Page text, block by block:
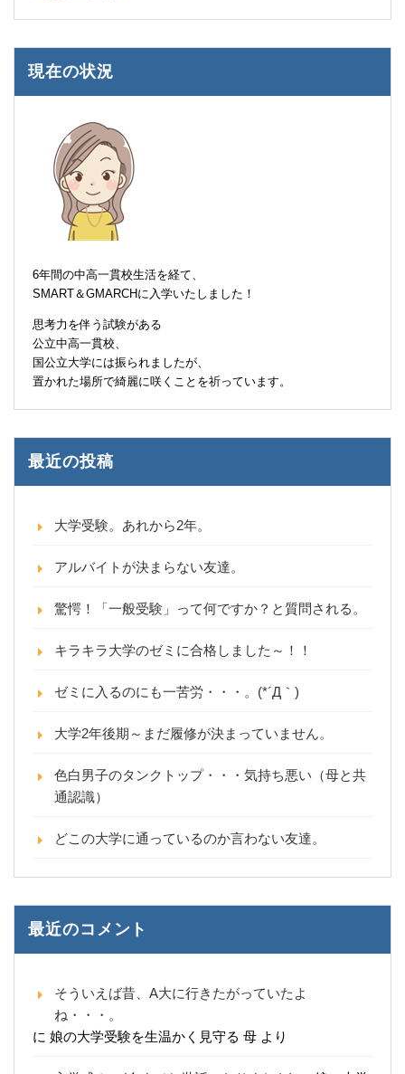
現在の状況
6年間の中高一貫校生活を経て、
SMART＆GMARCHに入学いたしました！
思考力を伴う試験がある
公立中高一貫校、
国公立大学には振られましたが、
置かれた場所で綺麗に咲くことを祈っています。
最近の投稿
大学受験。あれから2年。
アルバイトが決まらない友達。
驚愕！「一般受験」って何ですか？と質問される。
キラキラ大学のゼミに合格しました～！！
ゼミに入るのにも一苦労・・・。(*´Д｀)
大学2年後期～まだ履修が決まっていません。
色白男子のタンクトップ・・・気持ち悪い（母と共
通認識）
どこの大学に通っているのか言わない友達。
最近のコメント
そういえば昔、A大に行きたがっていたよ
ね・・・。
に 娘の大学受験を生温かく見守る 母 より